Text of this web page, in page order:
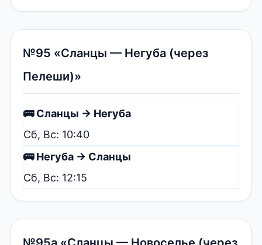
№95 «Сланцы — Негуба (через
Пелеши)»
🚌 Сланцы → Негуба
Сб, Вс: 10:40
🚌 Негуба → Сланцы
Сб, Вс: 12:15